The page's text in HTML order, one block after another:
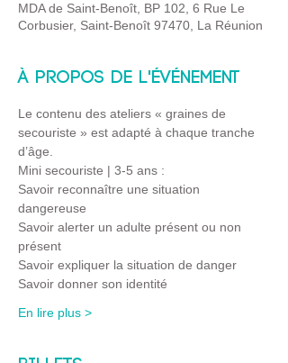
MDA de Saint-Benoît, BP 102, 6 Rue Le
Corbusier, Saint-Benoît 97470, La Réunion
À propos de l'événement
Le contenu des ateliers « graines de
secouriste » est adapté à chaque tranche
d’âge.
Mini secouriste | 3-5 ans :
Savoir reconnaître une situation
dangereuse
Savoir alerter un adulte présent ou non
présent
Savoir expliquer la situation de danger
Savoir donner son identité
En lire plus >